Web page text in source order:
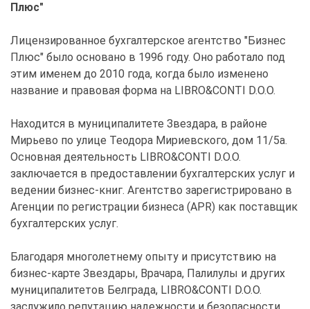
Плюс"
Лицензированное бухгалтерское агентство "Бизнес
Плюс" было основано в 1996 году. Оно работало под
этим именем до 2010 года, когда было изменено
название и правовая форма на LIBRO&CONTI D.O.O.
Находится в муниципалитете Звездара, в районе
Мирьево по улице Теодора Мириевского, дом 11/5а.
Основная деятельность LIBRO&CONTI D.O.O.
заключается в предоставлении бухгалтерских услуг и
ведении бизнес-книг. Агентство зарегистрировано в
Агенции по регистрации бизнеса (APR) как поставщик
бухгалтерских услуг.
Благодаря многолетнему опыту и присутствию на
бизнес-карте Звездары, Врачара, Палилулы и других
муниципалитетов Белграда, LIBRO&CONTI D.O.O.